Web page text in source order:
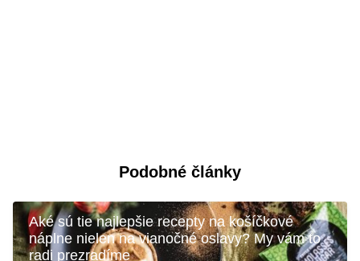
Podobné články
Aké sú tie najlepšie recepty na košíčkové
náplne nielen na vianočné oslavy? My vám to
radi prezradíme